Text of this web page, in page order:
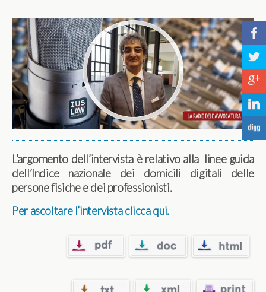
L’argomento dell’intervista è relativo alla linee guida
dell’Indice nazionale dei domicili digitali delle
persone fisiche e dei professionisti.
Per ascoltare l’intervista clicca qui.
b
a
c
j
F